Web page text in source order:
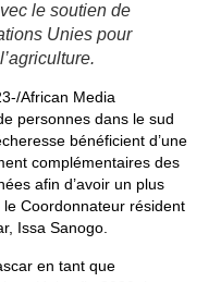
le soutien de
Unies pour
African Media
personnes dans le sud
bénéficient d’une
complémentaires des
afin d’avoir un plus
le Coordonnateur résident
Issa Sanogo.
en tant que